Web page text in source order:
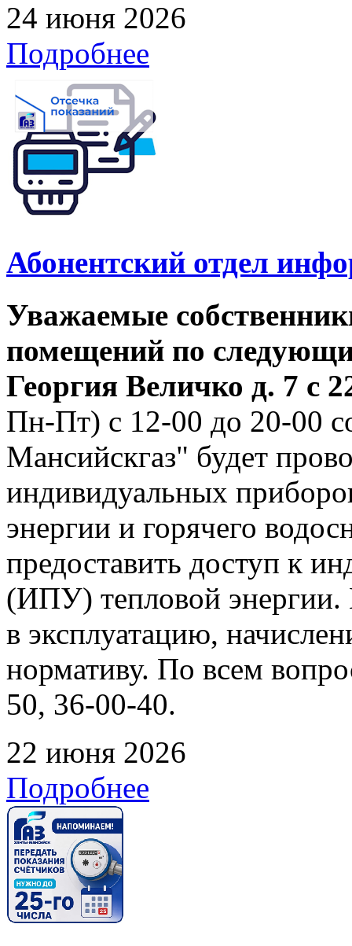
24 июня 2026
Подробнее
Абонентский отдел
Уважаемые
помещений по
Георгия Величко д. 7 с
Пн-Пт) с 12-00 до 20-00
Мансийскгаз" будет
индивидуальных
энергии и горячего
предоставить доступ к
(ИПУ) тепловой энергии.
в эксплуатацию,
нормативу. По всем
50, 36-00-40.
22 июня 2026
Подробнее